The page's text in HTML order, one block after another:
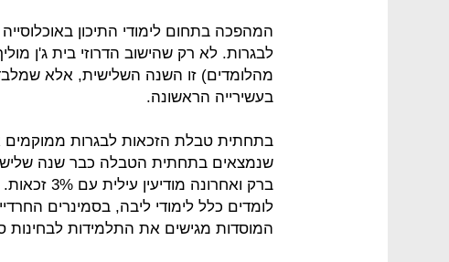
המהפכה בתחום לימודי התיכון
מהלומדים) זו השנה השלישית, אלא
בעשירייה הראשונה.
בתחתית טבלת הזכאות לבגרות ממוקמים
שנמצאים בתחתית הטבלה כבר שנה
ברק
לומדים כלל לימודי ליבה, בסמינרים
המוסדות מגישים את התלמידות לבחינות